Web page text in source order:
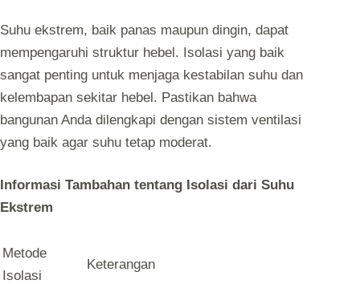
Suhu ekstrem, baik panas maupun dingin, dapat
mempengaruhi struktur hebel. Isolasi yang baik
sangat penting untuk menjaga kestabilan suhu dan
kelembapan sekitar hebel. Pastikan bahwa
bangunan Anda dilengkapi dengan sistem ventilasi
yang baik agar suhu tetap moderat.
Informasi Tambahan tentang Isolasi dari Suhu
Ekstrem
Metode
Isolasi
Keterangan